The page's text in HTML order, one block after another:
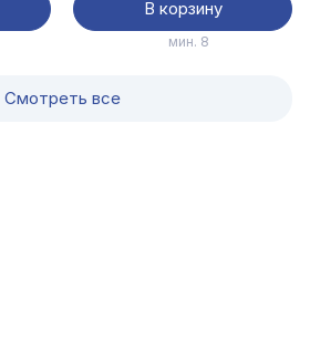
В корзину
мин. 8
Смотреть все